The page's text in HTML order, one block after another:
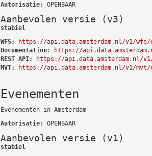
Autorisatie: OPENBAAR
Aanbevolen versie (v3)
stabiel
WFS:
https://api.data.amsterdam.nl/v1/wfs/
Documentation:
https://
REST API:
https://api.data.amsterdam.nl/
MVT:
https://api.data.amsterdam.nl/v1/mvt/
Evenementen
Evenementen in Amsterdam
Autorisatie: OPENBAAR
Aanbevolen versie (v1)
stabiel